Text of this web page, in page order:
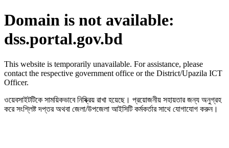
Domain is not available:
dss.portal.gov.bd
This website is temporarily unavailable. For assistance, please
contact the respective government office or the District/Upazila ICT
Officer.
ওয়েবসাইটটিকে সাময়িকভাবে নিষ্ক্রিয় রাখা হয়েছে। প্রয়োজনীয় সহায়তার জন্য অনুগ্রহ
করে সংশ্লিষ্ট দপ্তর অথবা জেলা/উপজেলা আইসিটি কর্মকর্তার সাথে যোগাযোগ করুন।